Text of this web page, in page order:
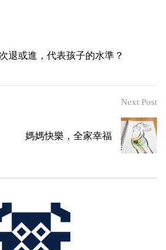
退或進，代表孩子的水準？
Next Post
媽媽快樂，全家幸福